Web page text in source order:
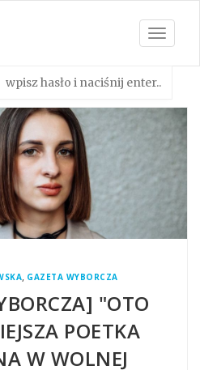
Toggle
, GAZETA WYBORCZA
"OTO
POETKA
W WOLNEJ